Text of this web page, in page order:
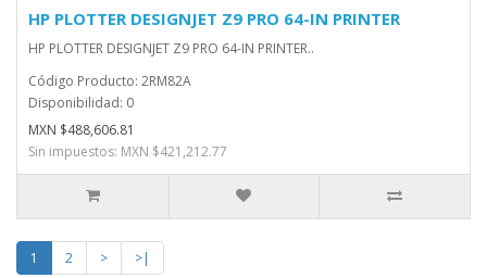
HP PLOTTER DESIGNJET Z9 PRO 64-IN PRINTER
HP PLOTTER DESIGNJET Z9 PRO 64-IN PRINTER..
Código Producto: 2RM82A
Disponibilidad: 0
MXN $488,606.81
Sin impuestos: MXN $421,212.77
1 2 >
>|